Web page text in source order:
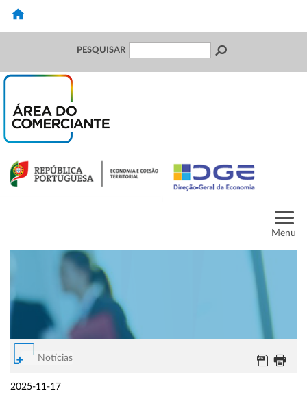
PESQUISAR
Menu
Notícias
2025-11-17